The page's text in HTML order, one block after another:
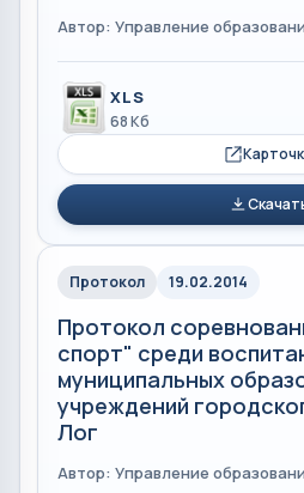
Автор: Управление
XLS
68 Кб
Протокол 19.02.2014
Протокол
спорт" среди
муниципальных
учреждений
Лог
Автор: Управление